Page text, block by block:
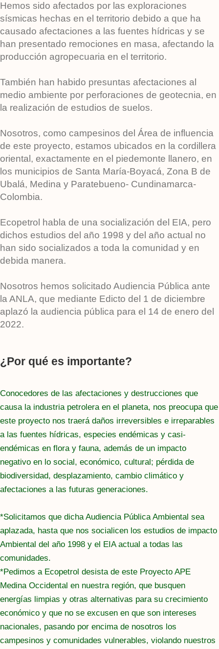
Hemos sido afectados por las exploraciones
sísmicas hechas en el territorio debido a que ha
causado afectaciones a las fuentes hídricas y se
han presentado remociones en masa, afectando la
producción agropecuaria en el territorio.
También han habido presuntas afectaciones al
medio ambiente por perforaciones de geotecnia, en
la realización de estudios de suelos.
Nosotros, como campesinos del Área de influencia
de este proyecto, estamos ubicados en la cordillera
oriental, exactamente en el piedemonte llanero, en
los municipios de Santa María-Boyacá, Zona B de
Ubalá, Medina y Paratebueno- Cundinamarca-
Colombia.
Ecopetrol habla de una socialización del EIA, pero
dichos estudios del año 1998 y del año actual no
han sido socializados a toda la comunidad y en
debida manera.
Nosotros hemos solicitado Audiencia Pública ante
la ANLA, que mediante Edicto del 1 de diciembre
aplazó la audiencia pública para el 14 de enero del
2022.
¿Por qué es importante?
Conocedores de las afectaciones y destrucciones que
causa la industria petrolera en el planeta, nos preocupa que
este proyecto nos traerá daños irreversibles e irreparables
a las fuentes hídricas, especies endémicas y casi-
endémicas en flora y fauna, además de un impacto
negativo en lo social, económico, cultural; pérdida de
biodiversidad, desplazamiento, cambio climático y
afectaciones a las futuras generaciones.
*Solicitamos que dicha Audiencia Pública Ambiental sea
aplazada, hasta que nos socialicen los estudios de impacto
Ambiental del año 1998 y el EIA actual a todas las
comunidades.
*Pedimos a Ecopetrol desista de este Proyecto APE
Medina Occidental en nuestra región, que busquen
energías limpias y otras alternativas para su crecimiento
económico y que no se excusen en que son intereses
nacionales, pasando por encima de nosotros los
campesinos y comunidades vulnerables, violando nuestros